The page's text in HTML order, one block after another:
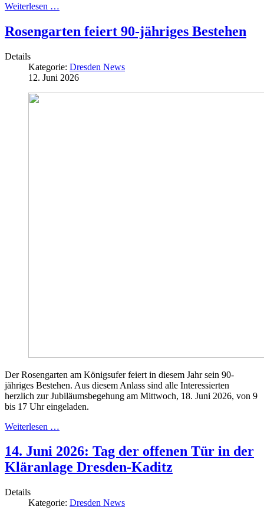
Weiterlesen …
Rosengarten feiert 90-jähriges Bestehen
Details
Kategorie: Dresden News
12. Juni 2026
Der Rosengarten am Königsufer feiert in diesem Jahr sein 90-
jähriges Bestehen. Aus diesem Anlass sind alle Interessierten
herzlich zur Jubiläumsbegehung am Mittwoch, 18. Juni 2026, von 9
bis 17 Uhr eingeladen.
Weiterlesen …
14. Juni 2026: Tag der offenen Tür in der
Kläranlage Dresden-Kaditz
Details
Kategorie: Dresden News